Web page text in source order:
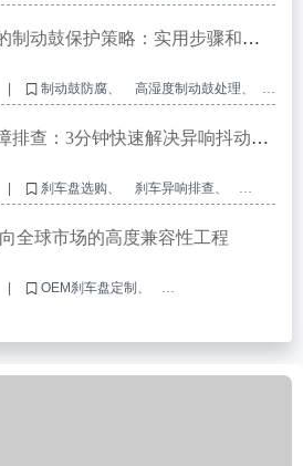
增强的制动性能
制动鼓保护策略：实用步骤和建
制动鼓防腐
高湿度制动鼓处理
与涂层制动保护 中东制动鼓解决方案
排查：3分钟快速解决异响抖动难
刹车盘选购
刹车异响排查
刹车盘车型适配
全球市场的高度兼容性工程
OEM刹车盘定制